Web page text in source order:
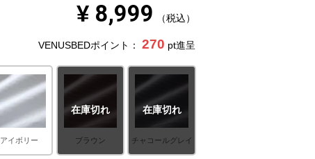
¥ 8,999 税込
VENUSBEDポイント： 270 pt進呈
アイボリー ブラウン
在庫切れ
チャコールグレイ
在庫切れ